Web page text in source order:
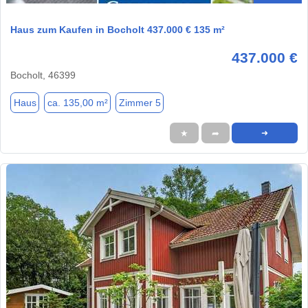
Haus zum Kaufen in Bocholt 437.000 € 135 m²
437.000 €
Bocholt, 46399
Haus ca. 135,00 m² Zimmer 5
★ ➦ ➜